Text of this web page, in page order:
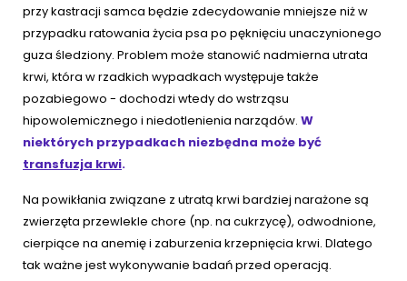
przy kastracji samca będzie zdecydowanie mniejsze niż w
przypadku ratowania życia psa po pęknięciu unaczynionego
guza śledziony. Problem może stanowić nadmierna utrata
krwi, która w rzadkich wypadkach występuje także
pozabiegowo - dochodzi wtedy do wstrząsu
hipowolemicznego i niedotlenienia narządów. W
niektórych przypadkach niezbędna może być
transfuzja krwi.
Na powikłania związane z utratą krwi bardziej narażone są
zwierzęta przewlekle chore (np. na cukrzycę), odwodnione,
cierpiące na anemię i zaburzenia krzepnięcia krwi. Dlatego
tak ważne jest wykonywanie badań przed operacją.